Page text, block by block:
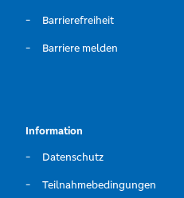
Barrierefreiheit
Barriere melden
Information
Datenschutz
Teilnahmebedingungen